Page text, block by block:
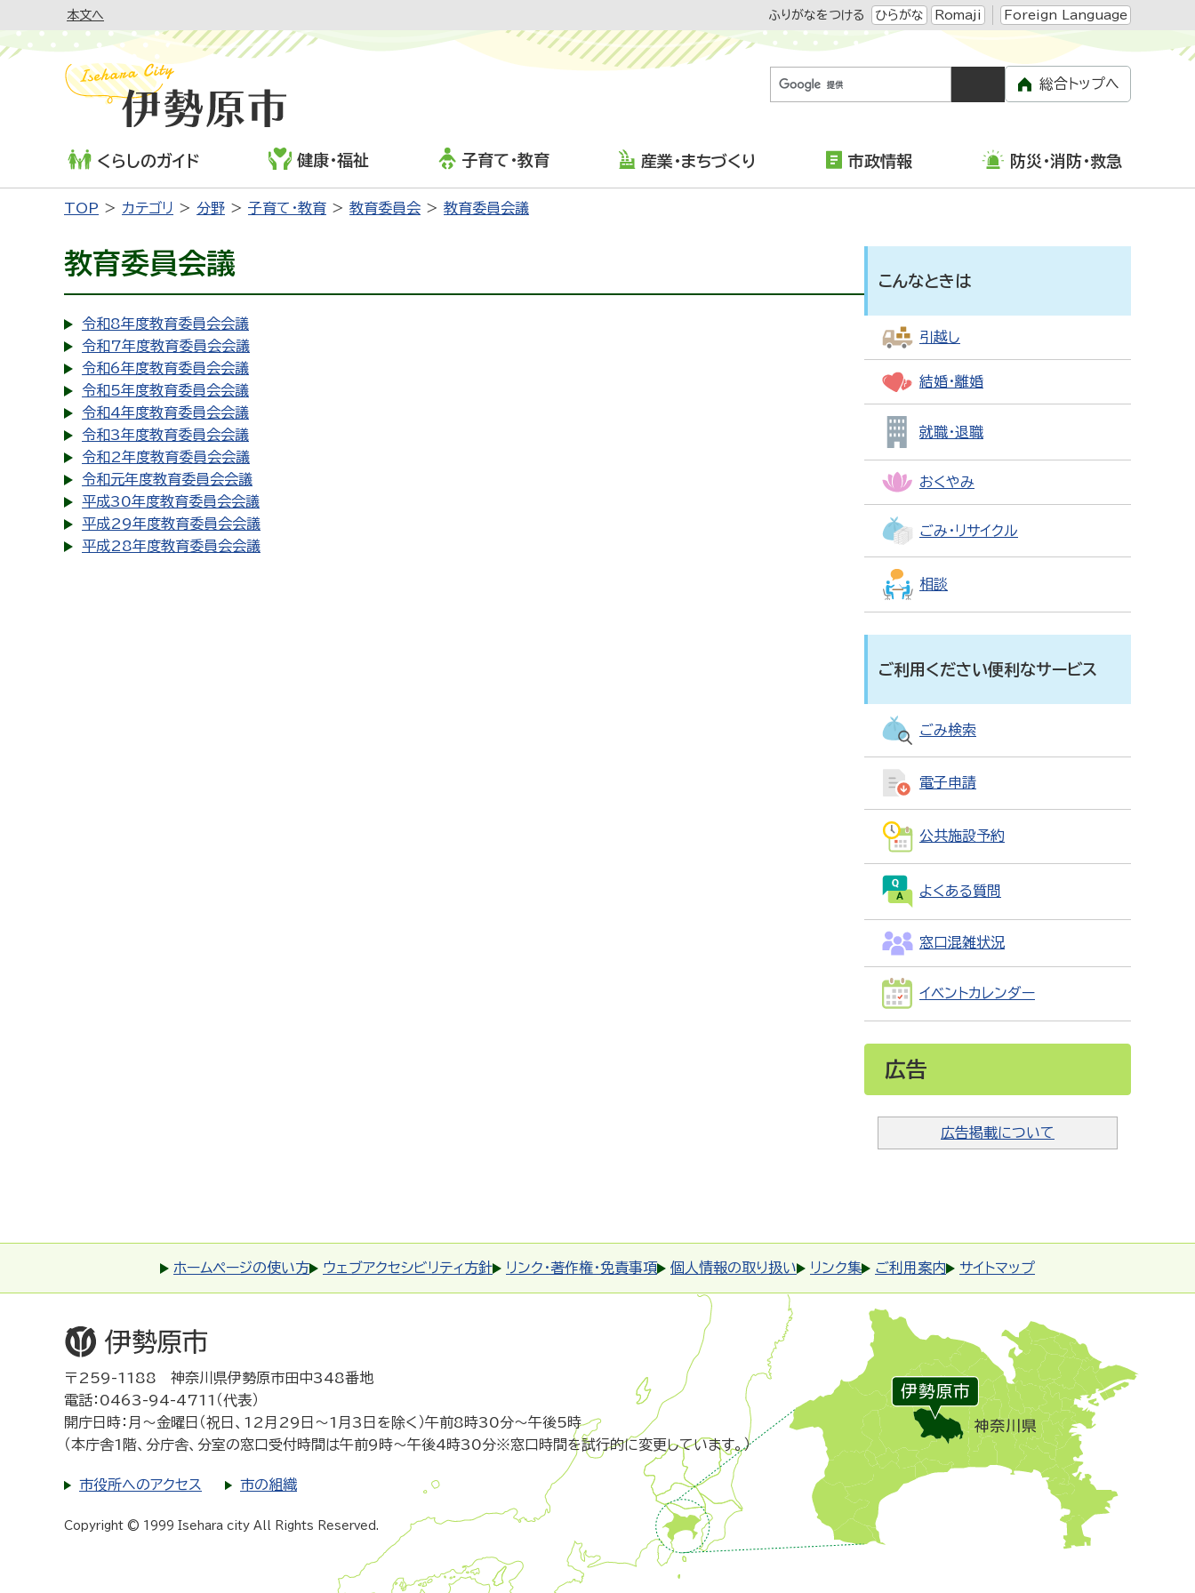
本文へ ふりがなをつける ひらがな Romaji Foreign Language
総合トップへ
くらしのガイド 健康・福祉 子育て・教育 産業・まちづくり 市政情報 防災・消防・救急
TOP カテゴリ 分野 子育て・教育 教育委員会 教育委員会議
教育委員会議
令和8年度教育委員会会議
令和7年度教育委員会会議
令和6年度教育委員会会議
令和5年度教育委員会会議
令和4年度教育委員会会議
令和3年度教育委員会会議
令和2年度教育委員会会議
令和元年度教育委員会会議
平成30年度教育委員会会議
平成29年度教育委員会会議
平成28年度教育委員会会議
こんなときは
引越し
結婚・離婚
就職・退職
おくやみ
ごみ・リサイクル
相談
ご利用ください便利なサービス
ごみ検索
電子申請
公共施設予約
よくある質問
窓口混雑状況
イベントカレンダー
広告
広告掲載について
ホームページの使い方 ウェブアクセシビリティ方針 リンク・著作権・免責事項 個人情報の取り扱い リンク集 ご利用案内 サイトマップ
〒259-1188 神奈川県伊勢原市田中348番地
電話：0463-94-4711（代表）
開庁日時：月～金曜日（祝日、12月29日～1月3日を除く）午前8時30分～午後5時
（本庁舎1階、分庁舎、分室の窓口受付時間は午前9時～午後4時30分※窓口時間を試行的に変更しています。）
市役所へのアクセス 市の組織
Copyright © 1999 Isehara city All Rights Reserved.